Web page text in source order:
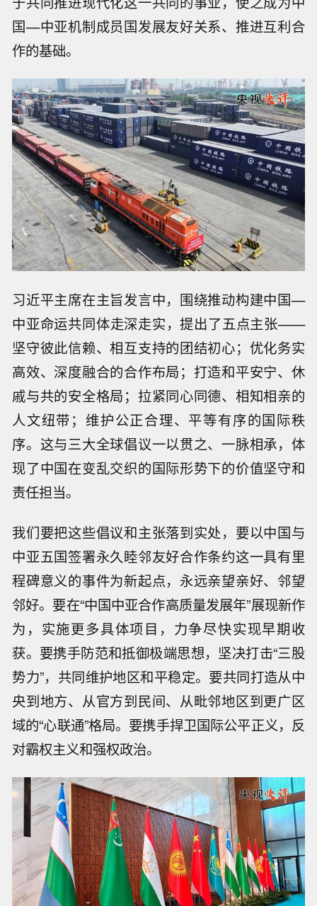
国—中亚机制成员国发展友好关系、推进互利合
作的基础。
习近平主席在主旨发言中，围绕推动构建中国—
中亚命运共同体走深走实，提出了五点主张——
坚守彼此信赖、相互支持的团结初心；优化务实
高效、深度融合的合作布局；打造和平安宁、休
戚与共的安全格局；拉紧同心同德、相知相亲的
人文纽带；维护公正合理、平等有序的国际秩
序。这与三大全球倡议一以贯之、一脉相承，体
现了中国在变乱交织的国际形势下的价值坚守和
责任担当。
我们要把这些倡议和主张落到实处，要以中国与
中亚五国签署永久睦邻友好合作条约这一具有里
程碑意义的事件为新起点，永远亲望亲好、邻望
邻好。要在“中国中亚合作高质量发展年”展现新作
为，实施更多具体项目，力争尽快实现早期收
获。要携手防范和抵御极端思想，坚决打击“三股
势力”，共同维护地区和平稳定。要共同打造从中
央到地方、从官方到民间、从毗邻地区到更广区
域的“心联通”格局。要携手捍卫国际公平正义，反
对霸权主义和强权政治。